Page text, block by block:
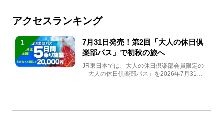
アクセスランキング
1
7月31日発売！第2回「大人の休日倶
楽部パス」で初秋の旅へ
JR東日本では、大人の休日倶楽部会員限定の
「大人の休日倶楽部パス」を2026年7月31日